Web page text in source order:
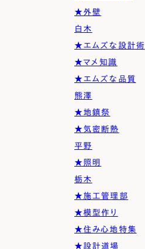
★外壁
白木
★エムズな設計術
★マメ知識
★エムズな品質
熊澤
★地鎮祭
★気密断熱
平野
★照明
栃木
★施工管理部
★模型作り
★住み心地特集
★設計道場